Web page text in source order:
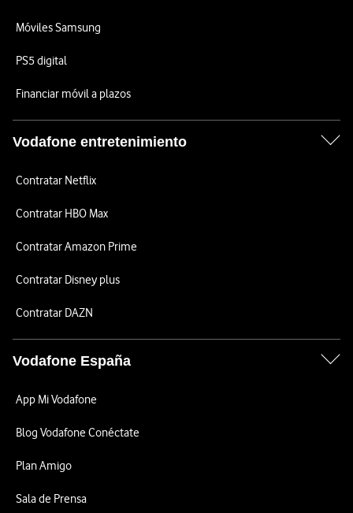
Móviles Samsung
PS5 digital
Financiar móvil a plazos
Vodafone entretenimiento
Contratar Netflix
Contratar HBO Max
Contratar Amazon Prime
Contratar Disney plus
Contratar DAZN
Vodafone España
App Mi Vodafone
Blog Vodafone Conéctate
Plan Amigo
Sala de Prensa